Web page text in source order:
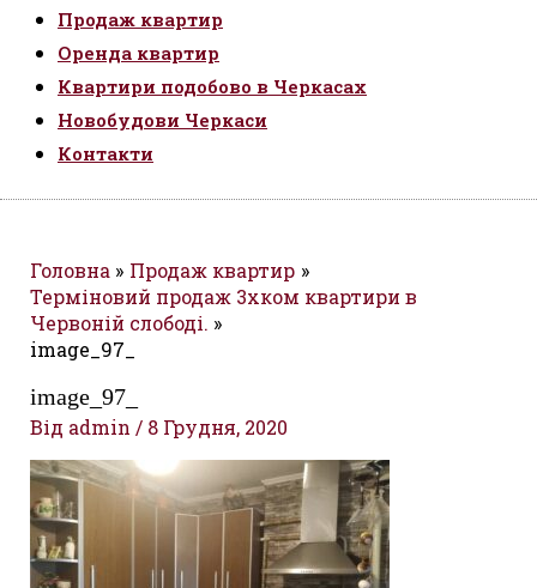
Продаж квартир
Оренда квартир
Квартири подобово в Черкасах
Новобудови Черкаси
Контакти
Головна
Продаж квартир
Терміновий продаж 3хком квартири в
Червоній слободі.
image_97_
image_97_
Від admin / 8 Грудня, 2020